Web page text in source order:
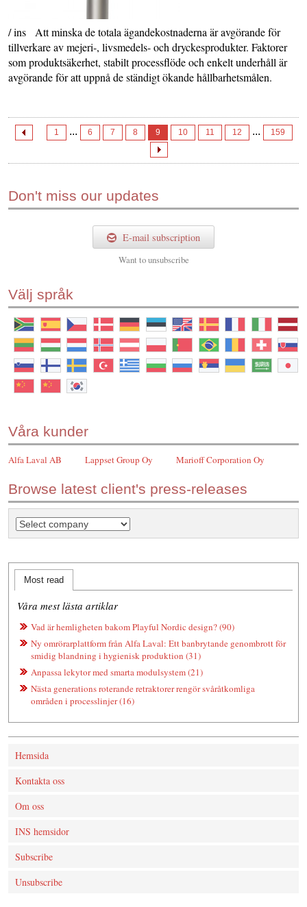
/ ins Att minska de totala ägandekostnaderna är avgörande för
tillverkare av mejeri-, livsmedels- och dryckesprodukter. Faktorer
som produktsäkerhet, stabilt processflöde och enkelt underhåll är
avgörande för att uppnå de ständigt ökande hållbarhetsmålen.
1 ... 6 7 8 9 10 11 12 ... 159
Don't miss our updates
E-mail subscription
Want tounsubscribe
Välj språk
Våra kunder
Alfa Laval AB Lappset Group Oy Marioff Corporation Oy
Browse latest client's press-releases
Most read
Våra mest lästa artiklar
Vad är hemligheten bakom Playful Nordic design? (90)
Ny omrörarplattform från Alfa Laval: Ett banbrytande genombrott för
smidig blandning i hygienisk produktion (31)
Anpassa lekytor med smarta modulsystem (21)
Nästa generations roterande retraktorer rengör svåråtkomliga
områden i processlinjer (16)
Hemsida
Kontakta oss
Om oss
INS hemsidor
Subscribe
Unsubscribe